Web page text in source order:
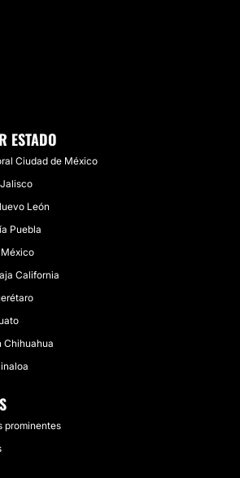
ESTADO
Ciudad de México
León
Puebla
California
Chihuahua
prominentes